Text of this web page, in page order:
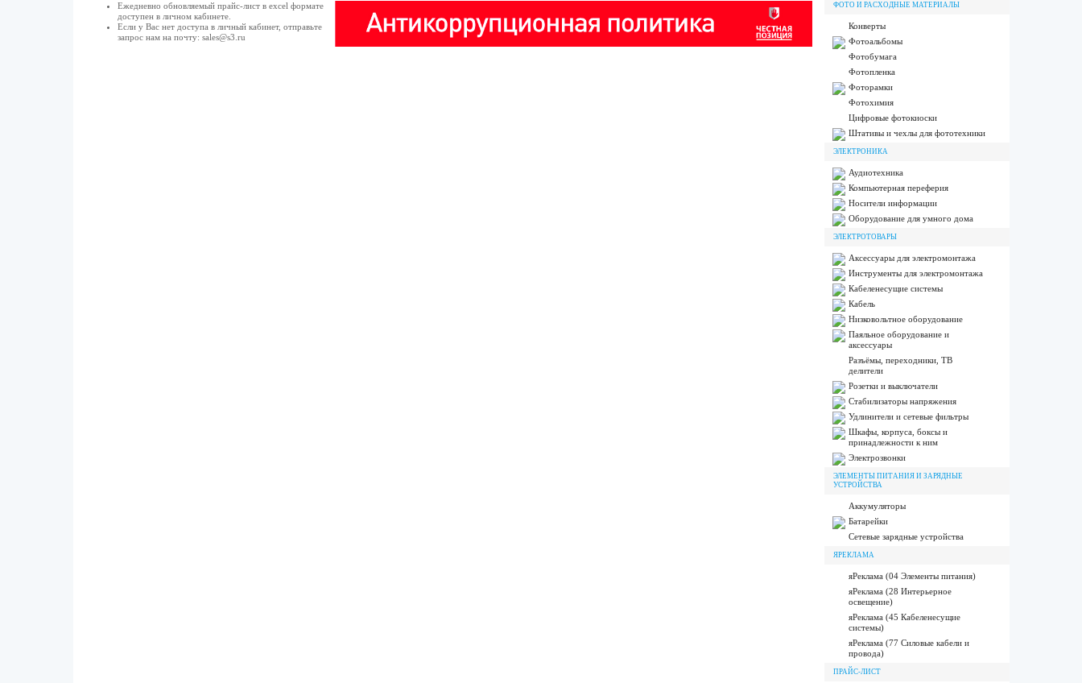
Ежедневно обновляемый прайс-лист в excel формате
доступен в личном кабинете.
Если у Вас нет доступа в личный кабинет, отправьте
запрос нам на почту: sales@s3.ru
ФОТО И РАСХОДНЫЕ МАТЕРИАЛЫ
Конверты
Фотоальбомы
Фотобумага
Фотопленка
Фоторамки
Фотохимия
Цифровые фотокиоски
Штативы и чехлы для фототехники
ЭЛЕКТРОНИКА
Аудиотехника
Компьютерная переферия
Носители информации
Оборудование для умного дома
ЭЛЕКТРОТОВАРЫ
Аксессуары для электромонтажа
Инструменты для электромонтажа
Кабеленесущие системы
Кабель
Низковольтное оборудование
Паяльное оборудование и
аксессуары
Разъёмы, переходники, ТВ
делители
Розетки и выключатели
Стабилизаторы напряжения
Удлинители и сетевые фильтры
Шкафы, корпуса, боксы и
принадлежности к ним
Электрозвонки
ЭЛЕМЕНТЫ ПИТАНИЯ И ЗАРЯДНЫЕ
УСТРОЙСТВА
Аккумуляторы
Батарейки
Сетевые зарядные устройства
ЯРЕКЛАМА
яРеклама (04 Элементы питания)
яРеклама (28 Интерьерное
освещение)
яРеклама (45 Кабеленесущие
системы)
яРеклама (77 Силовые кабели и
провода)
ПРАЙС-ЛИСТ